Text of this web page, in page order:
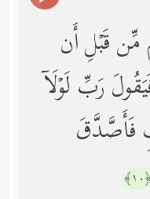
مِّن قَبۡلِ أَن
رَبِّ لَوۡلَاۤ
فَأَصَّدَّقَ